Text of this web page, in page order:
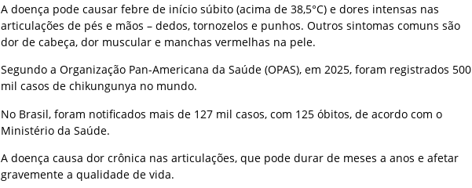
A doença pode causar febre de início súbito (acima de 38,5°C) e dores intensas nas
articulações de pés e mãos – dedos, tornozelos e punhos. Outros sintomas comuns são
dor de cabeça, dor muscular e manchas vermelhas na pele.
Segundo a Organização Pan-Americana da Saúde (OPAS), em 2025, foram registrados 500
mil casos de chikungunya no mundo.
No Brasil, foram notificados mais de 127 mil casos, com 125 óbitos, de acordo com o
Ministério da Saúde.
A doença causa dor crônica nas articulações, que pode durar de meses a anos e afetar
gravemente a qualidade de vida.